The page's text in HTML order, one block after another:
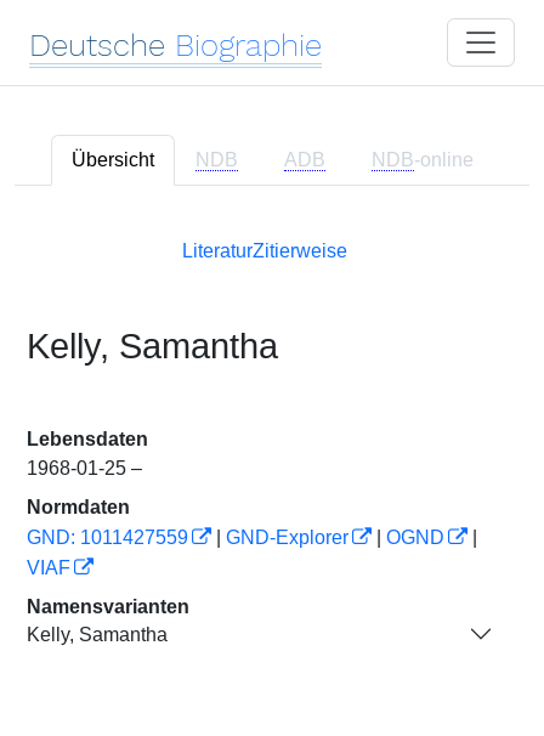
Deutsche Biographie
Übersicht NDB ADB NDB-online
LiteraturZitierweise
Kelly, Samantha
Lebensdaten
1968-01-25 –
Normdaten
GND: 1011427559
GND-Explorer OGND
VIAF
Namensvarianten
Kelly, Samantha